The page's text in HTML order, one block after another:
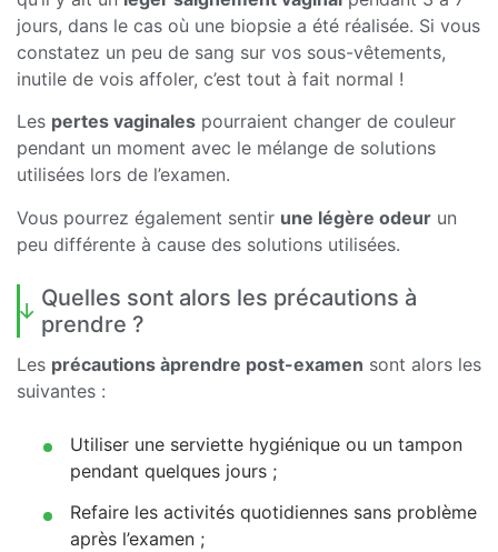
jours, dans le cas où une biopsie a été réalisée. Si vous
constatez un peu de sang sur vos sous-vêtements,
inutile de vois affoler, c’est tout à fait normal !
Les pertes vaginales pourraient changer de couleur
pendant un moment avec le mélange de solutions
utilisées lors de l’examen.
Vous pourrez également sentir une légère odeur un
peu différente à cause des solutions utilisées.
Quelles sont alors les précautions à
prendre ?
Les précautions àprendre post-examen sont alors les
suivantes :
Utiliser une serviette hygiénique ou un tampon
pendant quelques jours ;
Refaire les activités quotidiennes sans problème
après l’examen ;